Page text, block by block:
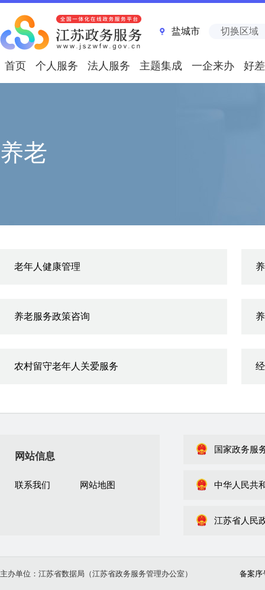
盐城市 切换区域
首页 个人服务 法人服务 主题集成 一企来办 好
养老
老年人健康管理
养老服务政策咨询
农村留守老年人关爱服务
网站信息
联系我们 网站地图
国家政务服
中华人民共
江苏省人民
主办单位：江苏省数据局（江苏省政务服务管理办公室） 备案序